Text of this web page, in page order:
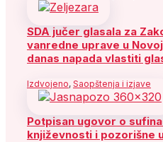
SDA jučer glasala za
vanredne uprave u
danas napada vlastiti
Izdvojeno, Saopštenja i izjave
Potpisan ugovor o
književnosti i pozorišne